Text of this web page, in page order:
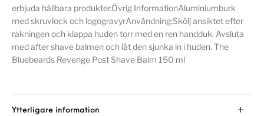
erbjuda hållbara produkter.Övrig InformationAluminiumburk
med skruvlock och logogravyrAnvändning:Skölj ansiktet efter
rakningen och klappa huden torr med en ren handduk. Avsluta
med after shave balmen och låt den sjunka in i huden. The
Bluebeards Revenge Post Shave Balm 150 ml
Ytterligare information